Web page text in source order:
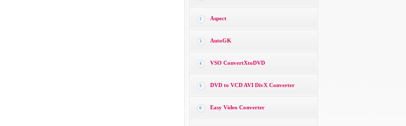
2 Aspect
3 AutoGK
4 VSO ConvertXtoDVD
5 DVD to VCD AVI DivX Converter
6 Easy Video Converter